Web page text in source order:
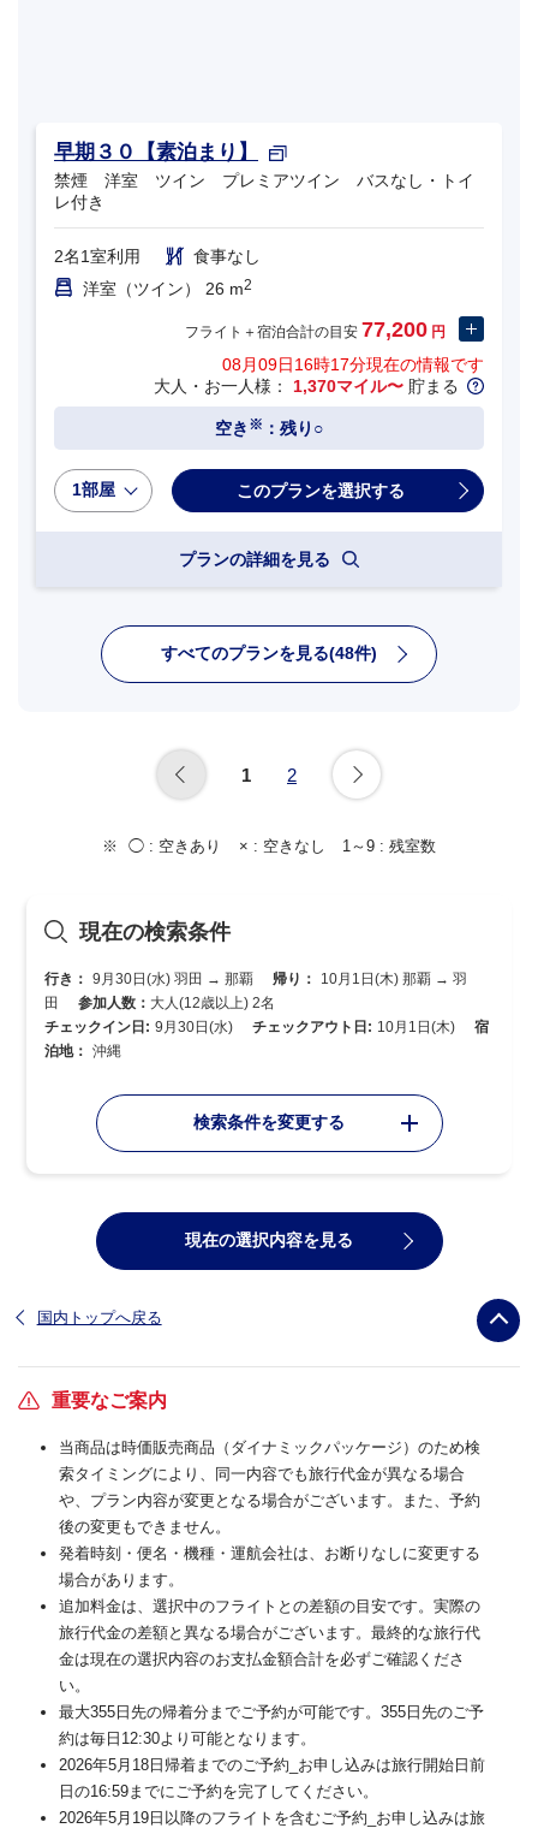
早期３０【素泊まり】
禁煙 洋室 ツイン プレミアツイン バスなし・トイ
レ付き
2名1室利用
食事なし
洋室（ツイン） 26 m2
フライト＋宿泊合計の目安 77,200 円
08月09日16時17分現在の情報です
大人・お一人様： 1,370マイル〜 貯まる
空き ※ ：残り○
1部屋
プランの詳細を見る
すべてのプランを見る(48件)
1 2
◯ : 空きあり × : 空きなし 1～9 : 残室数
現在の検索条件
行き： 9月30日(水) 羽田 → 那覇 帰り：
10月1日(木) 那覇 → 羽
田
参加人数： 大人(12歳以上) 2名
チェックイン日: 9月30日(水) チェックアウト日: 10月1日(木)
宿
泊地： 沖縄
検索条件を変更する
現在の選択内容を見る
国内トップへ戻る
重要なご案内
当商品は時価販売商品（ダイナミックパッケージ）のため検
索タイミングにより、同一内容でも旅行代金が異なる場合
や、プラン内容が変更となる場合がございます。また、予約
後の変更もできません。
発着時刻・便名・機種・運航会社は、お断りなしに変更する
場合があります。
追加料金は、選択中のフライトとの差額の目安です。実際の
旅行代金の差額と異なる場合がございます。最終的な旅行代
金は現在の選択内容のお支払金額合計を必ずご確認くださ
い。
最大355日先の帰着分までご予約が可能です。355日先のご予
約は毎日12:30より可能となります。
2026年5月18日帰着までのご予約_お申し込みは旅行開始日前
日の16:59までにご予約を完了してください。
2026年5月19日以降のフライトを含むご予約_お申し込みは旅